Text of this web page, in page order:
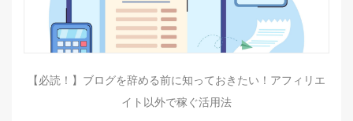
【必読！】ブログを辞める前に知っておきたい！アフィリエ
イト以外で稼ぐ活用法